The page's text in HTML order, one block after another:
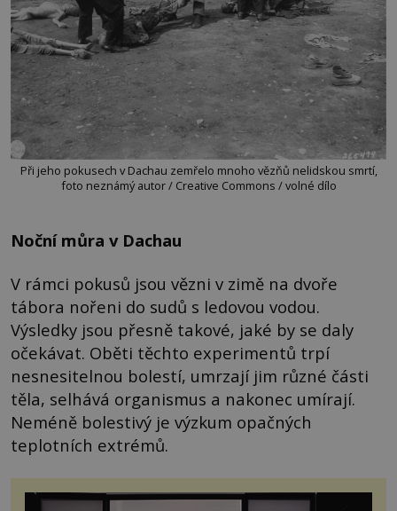
Při jeho pokusech v Dachau zemřelo mnoho vězňů nelidskou smrtí,
foto neznámý autor / Creative Commons / volné dílo
Noční můra v Dachau
V rámci pokusů jsou vězni v zimě na dvoře
tábora nořeni do sudů s ledovou vodou.
Výsledky jsou přesně takové, jaké by se daly
očekávat. Oběti těchto experimentů trpí
nesnesitelnou bolestí, umrzají jim různé části
těla, selhává organismus a nakonec umírají.
Neméně bolestivý je výzkum opačných
teplotních extrémů.